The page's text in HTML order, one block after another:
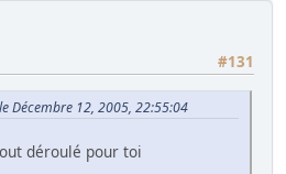
#131
Décembre 12, 2005, 22:55:04
déroulé pour toi